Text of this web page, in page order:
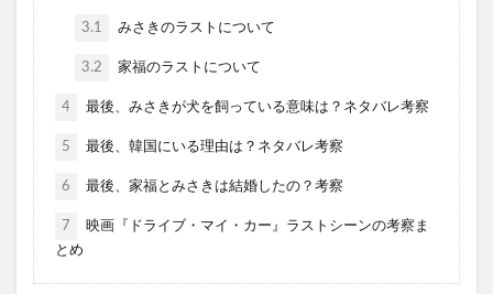
3.1 みさきのラストについて
3.2 家福のラストについて
4 最後、みさきが犬を飼っている意味は？ネタバレ考察
5 最後、韓国にいる理由は？ネタバレ考察
6 最後、家福とみさきは結婚したの？考察
7
映画『ドライブ・マイ・カー』ラストシーンの考察ま
とめ